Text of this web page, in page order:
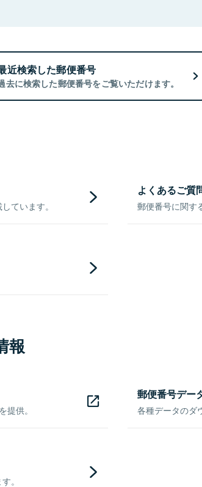
近検索した郵便番号
去に検索した郵便番号をご覧いただけます。
ています。
よくあるご質
郵便番号に関す
報
供。
郵便番号デー
各種データのダ
。